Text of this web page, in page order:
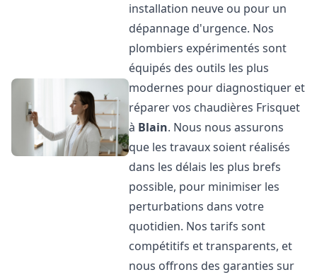
installation neuve ou pour un
dépannage d'urgence. Nos
plombiers expérimentés sont
équipés des outils les plus
modernes pour diagnostiquer et
réparer vos chaudières Frisquet
à Blain. Nous nous assurons
que les travaux soient réalisés
dans les délais les plus brefs
possible, pour minimiser les
perturbations dans votre
quotidien. Nos tarifs sont
compétitifs et transparents, et
nous offrons des garanties sur